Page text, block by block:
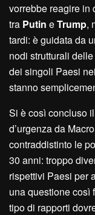
vorrebbe reagire in
tra Putin eTrump,
tardi: è guidata da
nodi strutturali
dei singoli Paesi
stanno
Si è così concluso il
d’urgenza da
contraddistinto le
30 anni: troppo
rispettivi Paesi per
una questione così
tipo di rapporti